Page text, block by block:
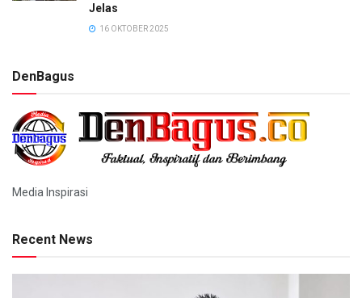
Jelas
16 OKTOBER 2025
DenBagus
Media Inspirasi
Recent News